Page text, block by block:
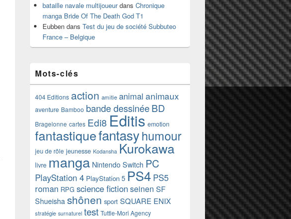
bataille navale multijoueurdans Chronique
manga Bride Of The Death God T1
Eubben dans Test du jeu de société Subbuteo
France – Belgique
Mots-clés
404 Editions action amitie animal animaux
aventure Bamboo bande dessinéeBD
Bragelonne cartes Edi8 Editis emotion
fantastiquefantasyhumour
jeu de rôle jeunesse Kodansha Kurokawa
livre manga Nintendo Switch PC
PlayStation 4 PlayStation 5 PS4 PS5
roman RPG science fictionseinen SF
Shueisha shônen sport SQUARE ENIX
stratégie surnaturel test Tuttle-Mori Agency